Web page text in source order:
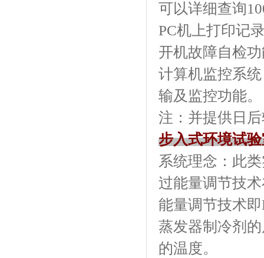
可以详细查询100
PC机上打印记
开机故障自检功能
计算机监控系统
输及监控功能。
注：并提供日
步入式环境试
系统理念：此
过能量调节技术
能量调节技术即
蒸发器制冷剂的
的温度。